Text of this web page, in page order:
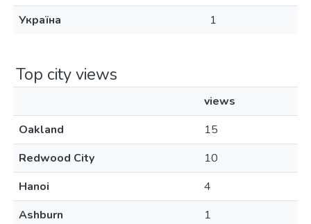
Україна
1
Top city views
views
Oakland
15
Redwood City
10
Hanoi
4
Ashburn
1